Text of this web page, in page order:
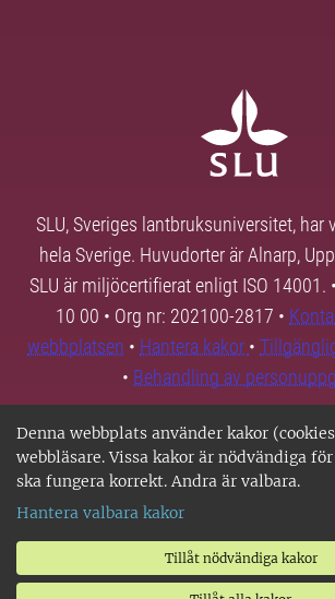
Denna webbplats använder kakor
webbläsare. Vissa kakor är nödvändiga
ska fungera korrekt. Andra är valbara.
Hantera valbara kakor
Tillåt nödvändiga kakor
SLU, Sveriges lantbruksuniversitet, har
hela Sverige. Huvudorter är Alnarp,
SLU är miljöcertifierat enligt ISO 14001.
10 00 • Org nr: 202100-2817 •
webbplatsen • Hantera kakor •
• Behandling av